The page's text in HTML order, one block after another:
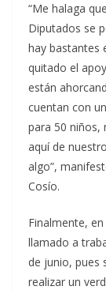
“Me halaga
Diputados se
hay bastantes
quitado el
están
cuentan con
para 50 niños,
aquí de
algo”,
Cosío.
Finalmente,
llamado a
de junio, pues
realizar un